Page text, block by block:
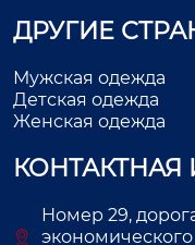
ДРУГИЕ
Мужская одежда
Детская одежда
Женская одежда
Номер 29,